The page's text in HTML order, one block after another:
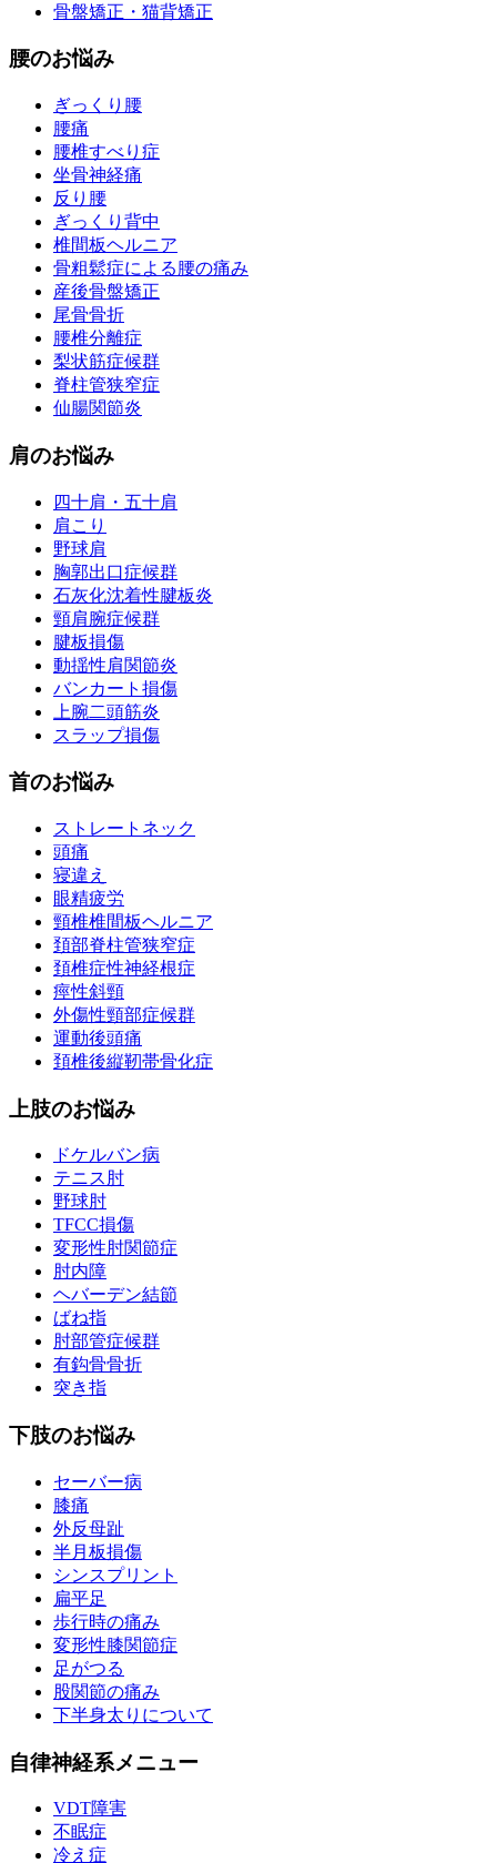
骨盤矯正・猫背矯正
腰のお悩み
ぎっくり腰
腰痛
腰椎すべり症
坐骨神経痛
反り腰
ぎっくり背中
椎間板ヘルニア
骨粗鬆症による腰の痛み
産後骨盤矯正
尾骨骨折
腰椎分離症
梨状筋症候群
脊柱管狭窄症
仙腸関節炎
肩のお悩み
四十肩・五十肩
肩こり
野球肩
胸郭出口症候群
石灰化沈着性腱板炎
頸肩腕症候群
腱板損傷
動揺性肩関節炎
バンカート損傷
上腕二頭筋炎
スラップ損傷
首のお悩み
ストレートネック
頭痛
寝違え
眼精疲労
頸椎椎間板ヘルニア
頚部脊柱管狭窄症
頚椎症性神経根症
痙性斜頸
外傷性頸部症候群
運動後頭痛
頚椎後縦靭帯骨化症
上肢のお悩み
ドケルバン病
テニス肘
野球肘
TFCC損傷
変形性肘関節症
肘内障
ヘバーデン結節
ばね指
肘部管症候群
有鈎骨骨折
突き指
下肢のお悩み
セーバー病
膝痛
外反母趾
半月板損傷
シンスプリント
扁平足
歩行時の痛み
変形性膝関節症
足がつる
股関節の痛み
下半身太りについて
自律神経系メニュー
VDT障害
不眠症
冷え症